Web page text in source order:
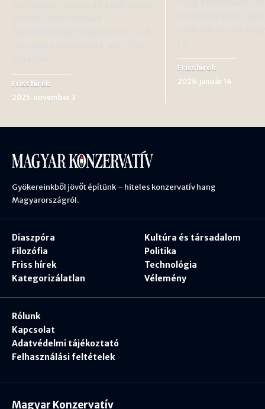
Friss hírek
2025. november 3
Friss hírek
2026. január 14
Gyökereinkből jövőt építünk – hiteles konzervatív hang
Magyarországról.
Diaszpóra
Filozófia
Friss hírek
Kategorizálatlan
Kultúra és társadalom
Politika
Technológia
Vélemény
Rólunk
Kapcsolat
Adatvédelmi tájékoztató
Felhasználási feltételek
Magyar Konzervatív